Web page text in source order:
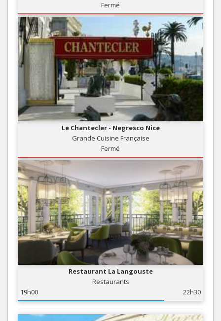
Fermé
Le Chantecler - Negresco Nice
Grande Cuisine Française
Fermé
Restaurant La Langouste
Restaurants
19h00
22h30